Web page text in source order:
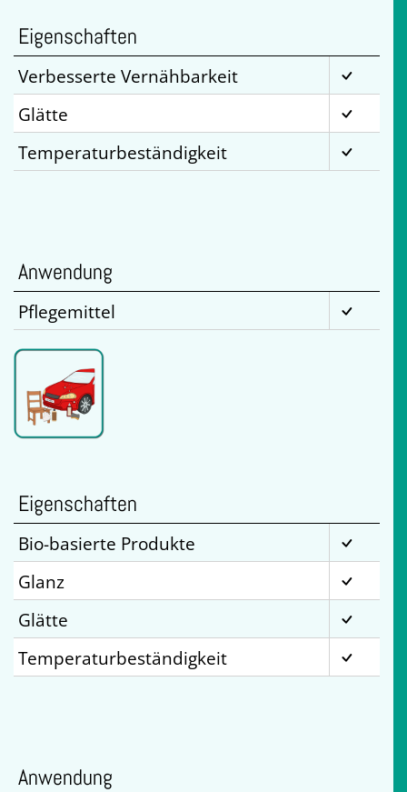
Eigenschaften
Verbesserte Vernähbarkeit
Glätte
Temperaturbeständigkeit
Anwendung
Pflegemittel
Eigenschaften
Bio-basierte Produkte
Glanz
Glätte
Temperaturbeständigkeit
Anwendung